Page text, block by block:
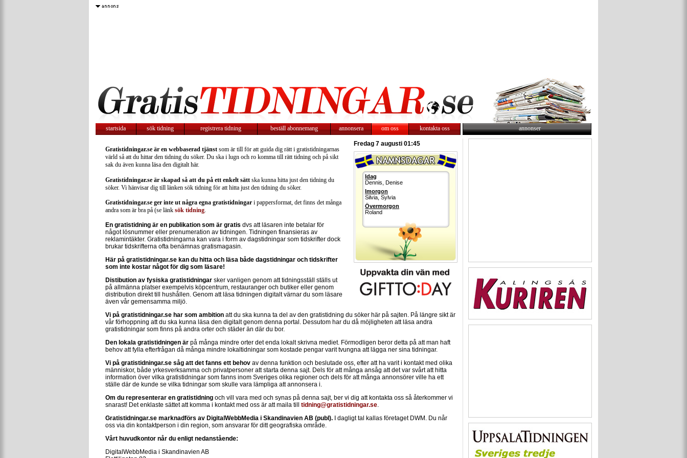
startsida sök tidning registrera tidning beställ abonnemang annonsera om oss kontakta oss annonser
Fredag 7 augusti 01:45
Idag
Dennis, Denise
Imorgon
Silvia, Sylvia
Övermorgon
Roland
Gratistidningar.se är en webbaserad tjänst som är till för att guida dig rätt i gratistidningarnas
värld så att du hittar den tidning du söker. Du ska i lugn och ro komma till rätt tidning och på sikt
sak du även kunna läsa den digitalt här.
Gratistidningar.se är skapad så att du på ett enkelt sätt ska kunna hitta just den tidning du
söker. Vi hänvisar dig till länken sök tidning för att hitta just den tidning du söker.
Gratistidningar.se ger inte ut några egna gratistidningar i pappersformat, det finns det många
andra som är bra på (se länk sök tidning.
En gratistidning är en publikation som är gratis dvs att läsaren inte betalar för
något lösnummer eller prenumeration av tidningen. Tidningen finansieras av
reklamintäkter. Gratistidningarna kan vara i form av dagstidningar som tidskrifter dock
brukar tidskrifterna ofta benämnas gratismagasin.
Här på gratistidningar.se kan du hitta och läsa både dagstidningar och tidskrifter
som inte kostar något för dig som läsare!
Distibution av fysiska gratistidningar sker vanligen genom att tidningsställ ställs ut
på allmänna platser exempelvis köpcentrum, restauranger och butiker eller genom
distribution direkt till hushållen. Genom att läsa tidningen digitalt värnar du som läsare
även vår gemensamma miljö.
Vi på gratistidningar.se har som ambition att du ska kunna ta del av den gratistidning du söker här på sajten. På längre sikt är
vår förhoppning att du ska kunna läsa den digitalt genom denna portal. Dessutom har du då möjligheten att läsa andra
gratistidningar som finns på andra orter och städer än där du bor.
Den lokala gratistidningen är på många mindre orter det enda lokalt skrivna mediet. Förmodligen beror detta på att man haft
behov att fylla efterfrågan då många mindre lokaltidningar som kostade pengar varit tvungna att lägga ner sina tidningar.
Vi på gratistidningar.se såg att det fanns ett behov av denna funktion och beslutade oss, efter att ha varit i kontakt med olika
människor, både yrkesverksamma och privatpersoner att starta denna sajt. Dels för att många ansåg att det var svårt att hitta
information över vilka gratistidningar som fanns inom Sveriges olika regioner och dels för att många annonsörer ville ha ett
ställe där de kunde se vilka tidningar som skulle vara lämpliga att annonsera i.
Om du representerar en gratistidning och vill vara med och synas på denna sajt, ber vi dig att kontakta oss så återkommer vi
snarast! Det enklaste sättet att komma i kontakt med oss är att maila till tidning@gratistidningar.se.
Gratistidningar.se marknadförs av DigitalWebbMedia i Skandinavien AB (publ). I dagligt tal kallas företaget DWM. Du når
oss via din kontaktperson i din region, som ansvarar för ditt geografiska område.
Vårt huvudkontor når du enligt nedanstående:
DigitalWebbMedia i Skandinavien AB